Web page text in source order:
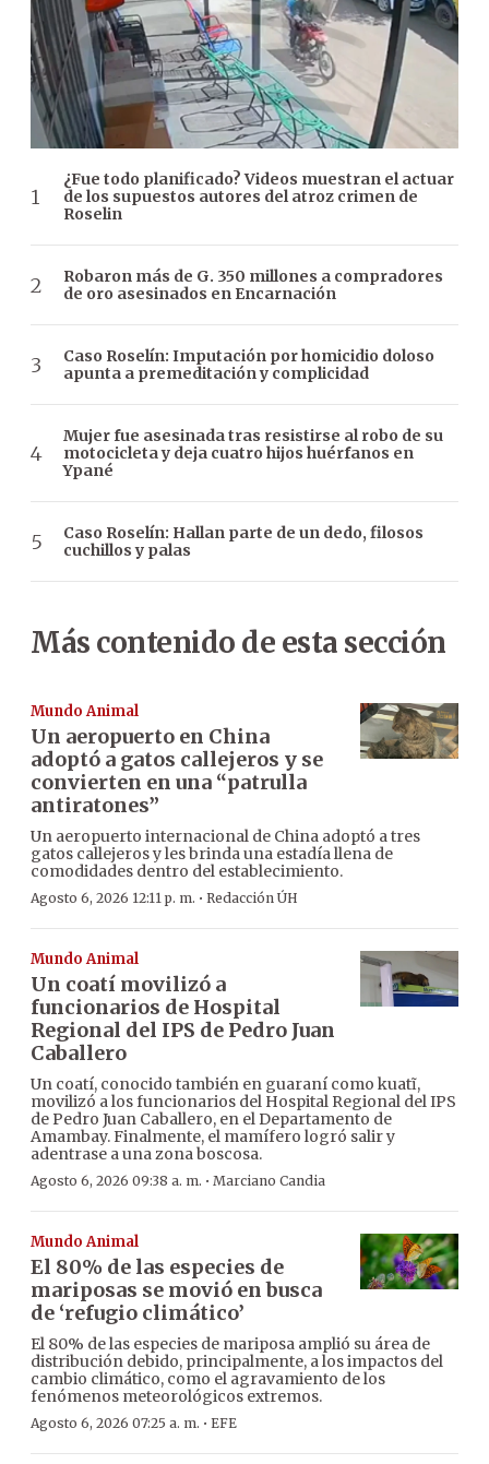
¿Fue todo planificado? Videos muestran el actuar
de los supuestos autores del atroz crimen de
Roselin
Robaron más de G. 350 millones a compradores
de oro asesinados en Encarnación
Caso Roselín: Imputación por homicidio doloso
apunta a premeditación y complicidad
Mujer fue asesinada tras resistirse al robo de su
motocicleta y deja cuatro hijos huérfanos en
Ypané
Caso Roselín: Hallan parte de un dedo, filosos
cuchillos y palas
Más contenido de esta sección
Mundo Animal
Un aeropuerto en China
adoptó a gatos callejeros y se
convierten en una “patrulla
antiratones”
Un aeropuerto internacional de China adoptó a tres
gatos callejeros y les brinda una estadía llena de
comodidades dentro del establecimiento.
Agosto 6, 2026 12:11 p. m. · Redacción ÚH
Mundo Animal
Un coatí movilizó a
funcionarios de Hospital
Regional del IPS de Pedro Juan
Caballero
Un coatí, conocido también en guaraní como kuatĩ,
movilizó a los funcionarios del Hospital Regional del IPS
de Pedro Juan Caballero, en el Departamento de
Amambay. Finalmente, el mamífero logró salir y
adentrase a una zona boscosa.
Agosto 6, 2026 09:38 a. m. · Marciano Candia
Mundo Animal
El 80% de las especies de
mariposas se movió en busca
de ‘refugio climático’
El 80% de las especies de mariposa amplió su área de
distribución debido, principalmente, a los impactos del
cambio climático, como el agravamiento de los
fenómenos meteorológicos extremos.
Agosto 6, 2026 07:25 a. m. · EFE